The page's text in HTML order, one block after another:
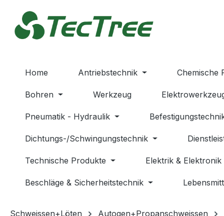
Hauptinhalt springen
Zur Suche springen
Zur Hauptnavigation springen
Home Antriebstechnik Chemische
Bohren Werkzeug
Pneumatik - Hydraulik
Dichtungs-/Schwingungstechnik
Technische Produkte Elektrik & Elektronik
Beschläge & Sicherheitstechnik
Schweissen+Löten Autogen+Propanschweissen